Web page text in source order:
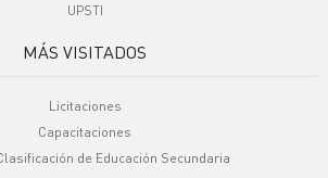
UPSTI
MÁS VISITADOS
Licitaciones
Capacitaciones
de Educación Secundaria